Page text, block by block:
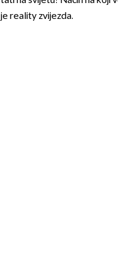
je reality zvijezda.